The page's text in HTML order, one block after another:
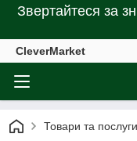
Звертайтеся за
CleverMarket
Товари та послуги